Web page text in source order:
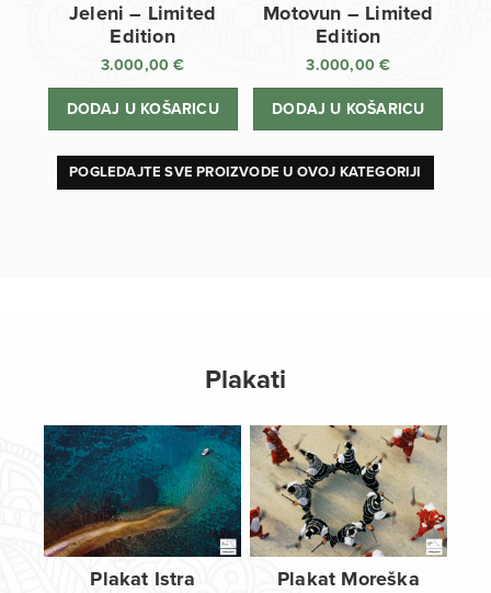
Jeleni – Limited
Edition
3.000,00€
DODAJ U KOŠARICU
Motovun – Limited
Edition
3.000,00€
DODAJ U KOŠARICU
POGLEDAJTE SVE PROIZVODE U OVOJ KATEGORIJI
Plakati
Plakat Istra Plakat Moreška